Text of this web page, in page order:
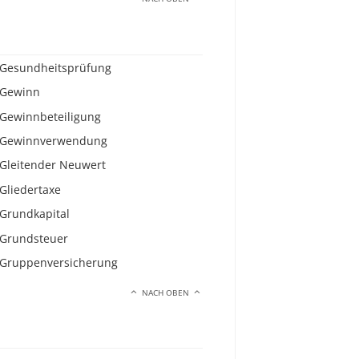
Gesundheitsprüfung
Gewinn
Gewinnbeteiligung
Gewinnverwendung
Gleitender Neuwert
Gliedertaxe
Grundkapital
Grundsteuer
Gruppenversicherung
NACH OBEN